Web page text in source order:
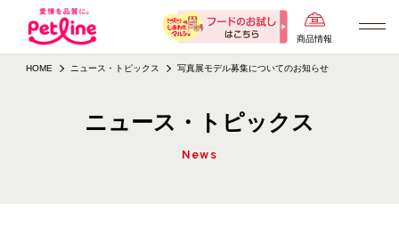
商品情報
HOME ニュース・トピックス 写真展モデル募集についてのお知らせ
ニュース・トピックス
News